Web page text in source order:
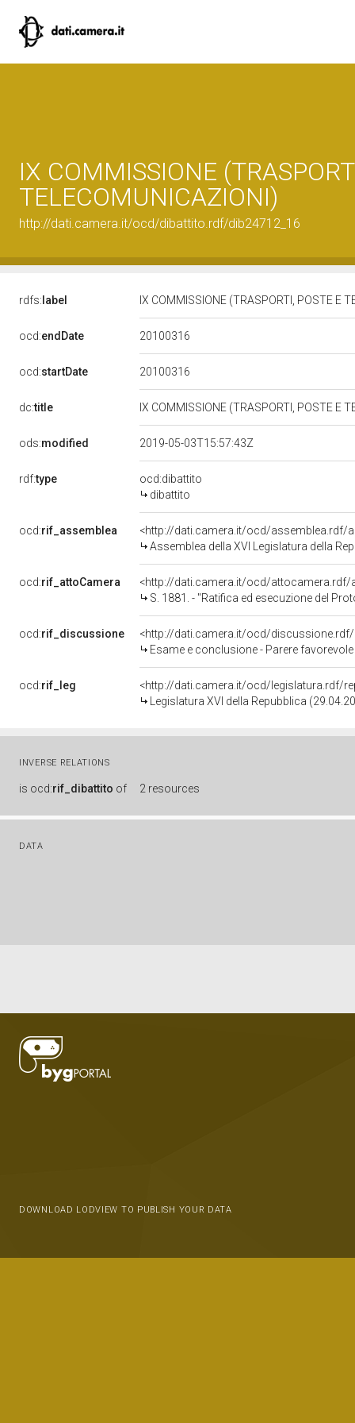
IX COMMISSIONE
TELECOMUNICAZIONI)
http://dati.camera.it/ocd/dibattito.rdf/dib24712_16
rdfs: label IX COMMISSIONE (TRASPORTI, POSTE E
ocd:endDate 20100316
ocd:startDate 20100316
dc:title IX COMMISSIONE (TRASPORTI, POSTE E
ods:modified 2019-05-03T15:57:43Z
rdf:type
ocd:dibattito
dibattito
ocd:rif_assemblea
<http://dati.camera.it/ocd/assemblea.rdf/
Assemblea della XVI Legislatura della
ocd:rif_attoCamera
<http://dati.camera.it/ocd/attocamera.rdf/
S. 1881. - "Ratifica ed esecuzione del Protocollo di modifica della Convenzione del 29 gennaio 1951 tra il Governo della
ocd:rif_discussione
<http://dati.camera.it/ocd/discussione.rdf/
Esame e conclusione - Parere favorevole - Ratifica ed esecuzione del Protocollo di modifica della Convenzione del 29 gennaio
ocd:rif_leg
<http://dati.camera.it/ocd/legislatura.rdf/
Legislatura XVI della Repubblica
INVERSE RELATIONS
is ocd:rif_dibattito of 2 resources
DATA
DOWNLOAD LODVIEW TO PUBLISH YOUR DATA